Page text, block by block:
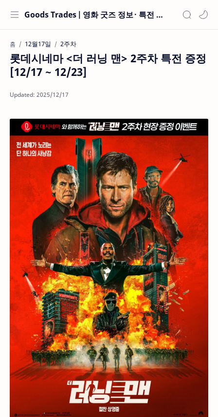
Goods Trades | 영화 굿즈 정보 · 특전 현황
홈 12월17일 2주차
롯데시네마 <더 러닝 맨> 2주차 특전 증정
[12/17 ~ 12/23]